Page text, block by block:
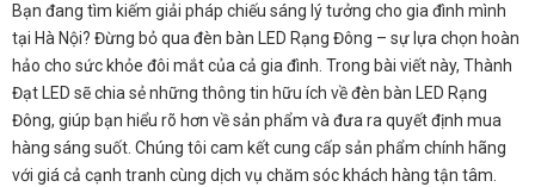
Bạn đang tìm kiếm giải pháp chiếu sáng lý tưởng cho gia đình mình
tại Hà Nội? Đừng bỏ qua đèn bàn LED Rạng Đông – sự lựa chọn hoàn
hảo cho sức khỏe đôi mắt của cả gia đình. Trong bài viết này, Thành
Đạt LED sẽ chia sẻ những thông tin hữu ích về đèn bàn LED Rạng
Đông, giúp bạn hiểu rõ hơn về sản phẩm và đưa ra quyết định mua
hàng sáng suốt. Chúng tôi cam kết cung cấp sản phẩm chính hãng
với giá cả cạnh tranh cùng dịch vụ chăm sóc khách hàng tận tâm.